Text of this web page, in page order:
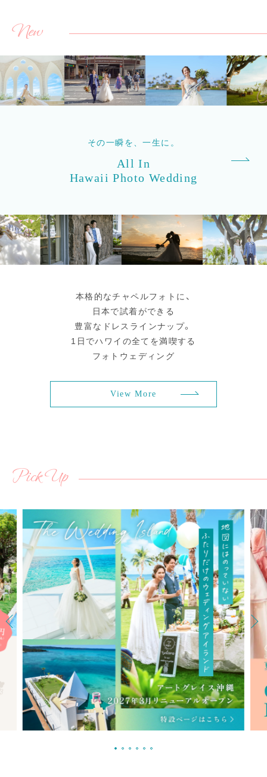
New
その一瞬を、一生に。
All In
Hawaii Photo Wedding
本格的なチャペルフォトに、
日本で試着ができる
豊富なドレスラインナップ。
1日でハワイの全てを満喫する
フォトウェディング
View More
Pick Up